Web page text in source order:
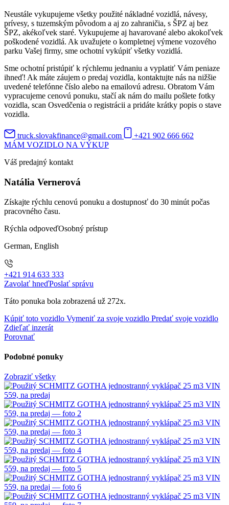
Neustále vykupujeme všetky použité nákladné vozidlá, návesy,
prívesy, s tuzemským pôvodom a aj zo zahraničia, s ŠPZ aj bez
ŠPZ, akékoľvek staré. Vykupujeme aj havarované alebo akokoľvek
poškodené vozidlá. Ak uvažujete o kompletnej výmene vozového
parku Vašej firmy, sme ochotní vykúpiť všetky vozidlá.
Sme ochotní pristúpiť k rýchlemu jednaniu a vyplatiť Vám peniaze
ihneď! Ak máte záujem o predaj vozidla, kontaktujte nás na nižšie
uvedené telefónne číslo alebo na emailovú adresu. Obratom Vám
vypracujeme cenovú ponuku, stačí ak nám do mailu pošlete fotky
vozidla, scan Osvedčenia o registrácii a pridáte krátky popis o stave
vozidla.
truck.slovakfinance@gmail.com
+421 902 666 662
MÁM VOZIDLO NA VÝKUP
Váš predajný kontakt
Natália Vernerová
Získajte rýchlu cenovú ponuku a dostupnosť do 30 minút počas
pracovného času.
Rýchla odpoveďOsobný prístup
German, English
+421 914 633 333
Zavolať hneďPoslať správu
Táto ponuka bola zobrazená už 272x.
Kúpiť toto vozidlo Vymeniť za svoje vozidlo Predať svoje vozidlo
Zdieľať inzerát
Porovnať
Podobné ponuky
Zobraziť všetky